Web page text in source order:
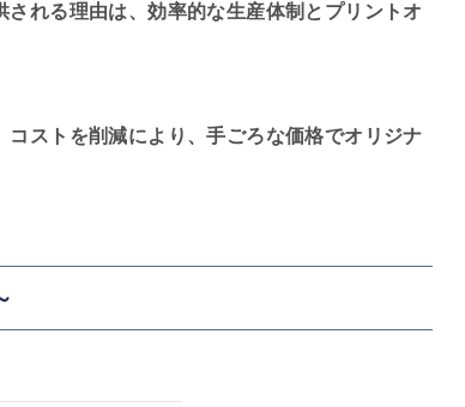
れる理由は、効率的な生産体制とプリントオ
ストを削減により、手ごろな価格でオリジナ